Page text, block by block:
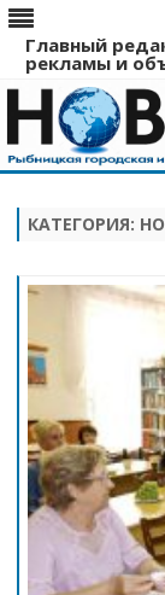
Главный
рекламы и
КАТЕГОРИЯ: